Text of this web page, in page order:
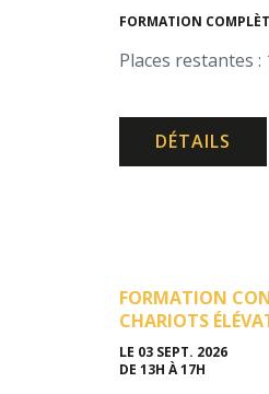
FORMATION
Places restantes :
DÉTAILS
FORMATION
CHARIOTS
LE 03 SEPT. 2026
DE 13H À 17H